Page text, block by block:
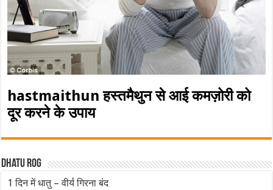
hastmaithun हस्तमैथुन से आई कमज़ोरी को
दूर करने के उपाय
Dhatu rog
1 दिन में धातु – वीर्य गिरना बंद